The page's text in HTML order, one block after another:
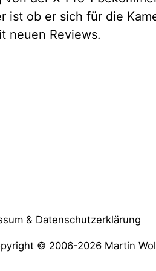
ist ob er sich für die
neuen Reviews.
& Datenschutzerklärung
© 2006-2026 Martin